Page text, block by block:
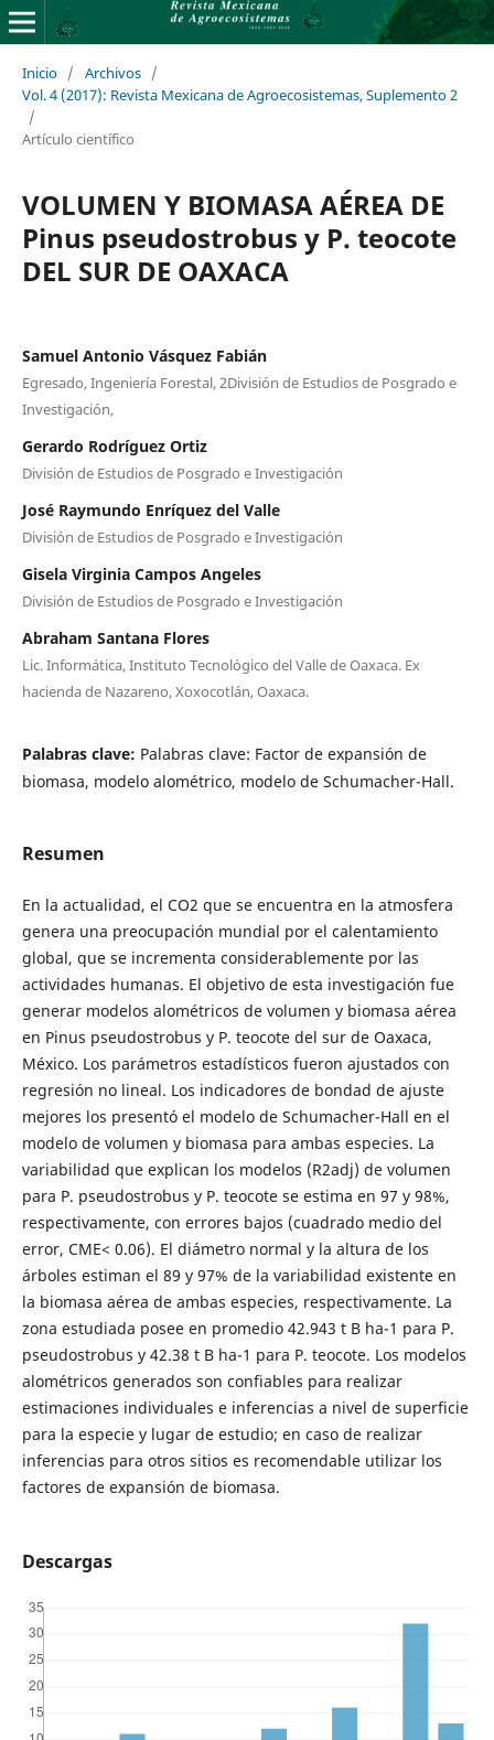
Inicio / Archivos /
Vol. 4 (2017): Revista Mexicana de Agroecosistemas, Suplemento 2
/
Artículo científico
VOLUMEN Y BIOMASA AÉREA DE
Pinus pseudostrobus y P. teocote
DEL SUR DE OAXACA
Samuel Antonio Vásquez Fabián
Egresado, Ingeniería Forestal, 2División de Estudios de Posgrado e
Investigación,
Gerardo Rodríguez Ortiz
División de Estudios de Posgrado e Investigación
José Raymundo Enríquez del Valle
División de Estudios de Posgrado e Investigación
Gisela Virginia Campos Angeles
División de Estudios de Posgrado e Investigación
Abraham Santana Flores
Lic. Informática, Instituto Tecnológico del Valle de Oaxaca. Ex
hacienda de Nazareno, Xoxocotlán, Oaxaca.
Palabras clave: Palabras clave: Factor de expansión de
biomasa, modelo alométrico, modelo de Schumacher-Hall.
Resumen
En la actualidad, el CO2 que se encuentra en la atmosfera
genera una preocupación mundial por el calentamiento
global, que se incrementa considerablemente por las
actividades humanas. El objetivo de esta investigación fue
generar modelos alométricos de volumen y biomasa aérea
en Pinus pseudostrobus y P. teocote del sur de Oaxaca,
México. Los parámetros estadísticos fueron ajustados con
regresión no lineal. Los indicadores de bondad de ajuste
mejores los presentó el modelo de Schumacher-Hall en el
modelo de volumen y biomasa para ambas especies. La
variabilidad que explican los modelos (R2adj) de volumen
para P. pseudostrobus y P. teocote se estima en 97 y 98%,
respectivamente, con errores bajos (cuadrado medio del
error, CME< 0.06). El diámetro normal y la altura de los
árboles estiman el 89 y 97% de la variabilidad existente en
la biomasa aérea de ambas especies, respectivamente. La
zona estudiada posee en promedio 42.943 t B ha-1 para P.
pseudostrobus y 42.38 t B ha-1 para P. teocote. Los modelos
alométricos generados son confiables para realizar
estimaciones individuales e inferencias a nivel de superficie
para la especie y lugar de estudio; en caso de realizar
inferencias para otros sitios es recomendable utilizar los
factores de expansión de biomasa.
Descargas